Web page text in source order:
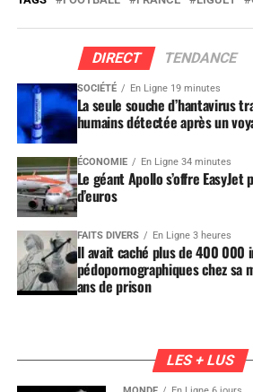
DIRECT TENDANCE
SOCIÉTÉ En Ligne 19 minutes
La seule souche d’hantavirus
humains détectée après un
ÉCONOMIE En Ligne 34 minutes
Le géant Apollo s’offre
d’euros
FAITS DIVERS En Ligne 3 heures
Il avait caché plus de 400 000
pédopornographiques chez sa
ans de prison
LES + LUS